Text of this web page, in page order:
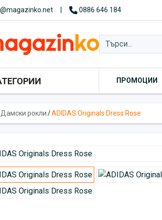
0886 646 184
ПРОМОЦИИ
Дамски рокли/ADIDAS Originals Dress Rose